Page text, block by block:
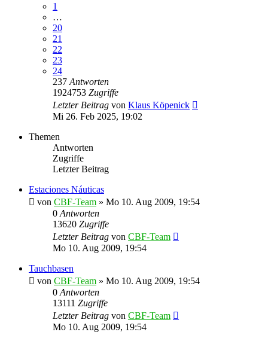
1
…
20
21
22
23
24
237 Antworten
1924753 Zugriffe
Letzter Beitrag von Klaus Köpenick
Mi 26. Feb 2025, 19:02
Themen
Antworten
Zugriffe
Letzter Beitrag
Estaciones Náuticas
von CBF-Team » Mo 10. Aug 2009, 19:54
0 Antworten
13620 Zugriffe
Letzter Beitrag von CBF-Team
Mo 10. Aug 2009, 19:54
Tauchbasen
von CBF-Team » Mo 10. Aug 2009, 19:54
0 Antworten
13111 Zugriffe
Letzter Beitrag von CBF-Team
Mo 10. Aug 2009, 19:54